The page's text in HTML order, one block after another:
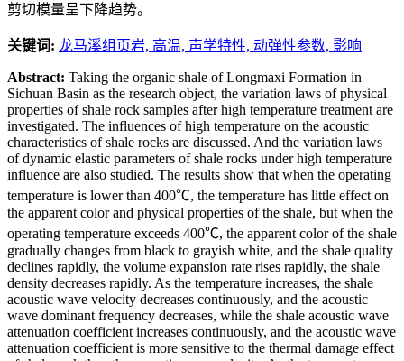
剪切模量呈下降趋势。
关键词: 龙马溪组页岩, 高温, 声学特性, 动弹性参数, 影响
Abstract: Taking the organic shale of Longmaxi Formation in
Sichuan Basin as the research object, the variation laws of physical
properties of shale rock samples after high temperature treatment are
investigated. The influences of high temperature on the acoustic
characteristics of shale rocks are discussed. And the variation laws
of dynamic elastic parameters of shale rocks under high temperature
influence are also studied. The results show that when the operating
temperature is lower than 400℃, the temperature has little effect on
the apparent color and physical properties of the shale, but when the
operating temperature exceeds 400℃, the apparent color of the shale
gradually changes from black to grayish white, and the shale quality
declines rapidly, the volume expansion rate rises rapidly, the shale
density decreases rapidly. As the temperature increases, the shale
acoustic wave velocity decreases continuously, and the acoustic
wave dominant frequency decreases, while the shale acoustic wave
attenuation coefficient increases continuously, and the acoustic wave
attenuation coefficient is more sensitive to the thermal damage effect